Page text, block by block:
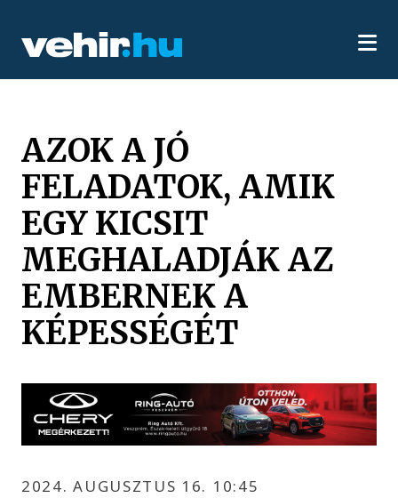
AZOK A JÓ
FELADATOK, AMIK
EGY KICSIT
MEGHALADJÁK AZ
EMBERNEK A
KÉPESSÉGÉT
2024. AUGUSZTUS 16. 10:45